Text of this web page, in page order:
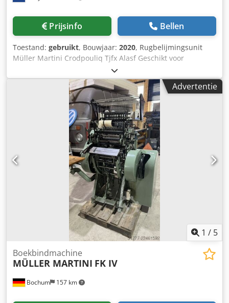
Prijsinfo Bellen
Toestand: gebruikt, Bouwjaar: 2020, Rugbelijmingsunit
Müller Martini Crodpouliq Tjfx Alasf Geschikt voor
koppeling aan Müller Martini Vareo
Advertentie
1 / 5
Bochum 157 km
Boekbindmachine
MÜLLER MARTINI FK IV